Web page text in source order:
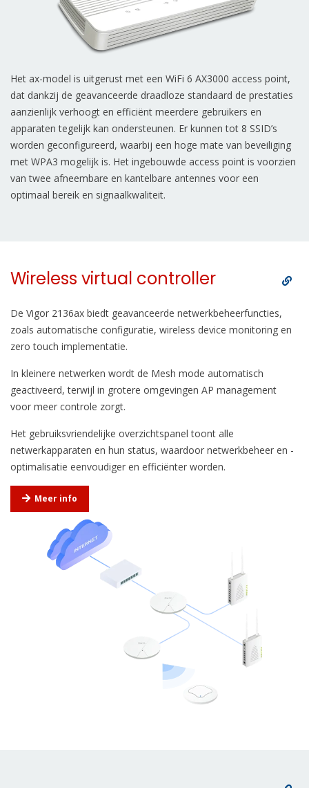
Het ax-model is uitgerust met een WiFi 6 AX3000 access point,
dat dankzij de geavanceerde draadloze standaard de prestaties
aanzienlijk verhoogt en efficiënt meerdere gebruikers en
apparaten tegelijk kan ondersteunen. Er kunnen tot 8 SSID’s
worden geconfigureerd, waarbij een hoge mate van beveiliging
met WPA3 mogelijk is. Het ingebouwde access point is voorzien
van twee afneembare en kantelbare antennes voor een
optimaal bereik en signaalkwaliteit.
Wireless virtual controller
De Vigor 2136ax biedt geavanceerde netwerkbeheerfuncties,
zoals automatische configuratie, wireless device monitoring en
zero touch implementatie.
In kleinere netwerken wordt de Mesh mode automatisch
geactiveerd, terwijl in grotere omgevingen AP management
voor meer controle zorgt.
Het gebruiksvriendelijke overzichtspanel toont alle
netwerkapparaten en hun status, waardoor netwerkbeheer en -
optimalisatie eenvoudiger en efficiënter worden.
Meer info